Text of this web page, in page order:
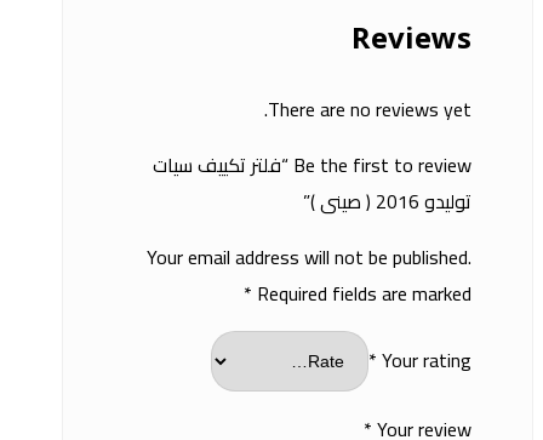
Reviews
There are no reviews yet.
Be the first to review “فلتر تكييف سيات
توليدو 2016 ( صينى )”
Your email address will not be published.
Required fields are marked
*
Your rating
*
Your review
*